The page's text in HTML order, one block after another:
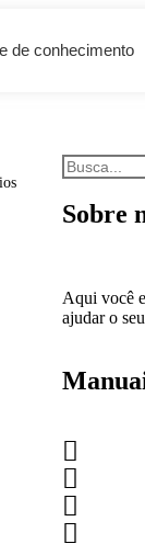
de conhecimento
Sobre
Aqui você
ajudar o